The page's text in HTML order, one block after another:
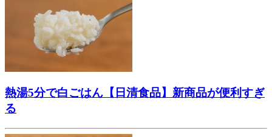
熱湯5分で白ごはん【日清食品】新商品が便利すぎ
る